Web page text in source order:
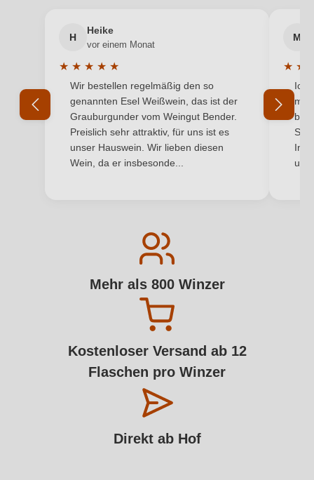
H
Heike
vor einem Monat
★ ★ ★ ★ ★
Durchschnittliche Bewertung von 5 von 5 Sternen
Wir bestellen regelmäßig den so
genannten Esel Weißwein, das ist der
Grauburgunder vom Weingut Bender.
Preislich sehr attraktiv, für uns ist es
unser Hauswein. Wir lieben diesen
Wein, da er insbesonde...
M
★ ★
Ich
mit
und
Mehr als 800 Winzer
Kostenloser Versand ab 12
Flaschen pro Winzer
Direkt ab Hof